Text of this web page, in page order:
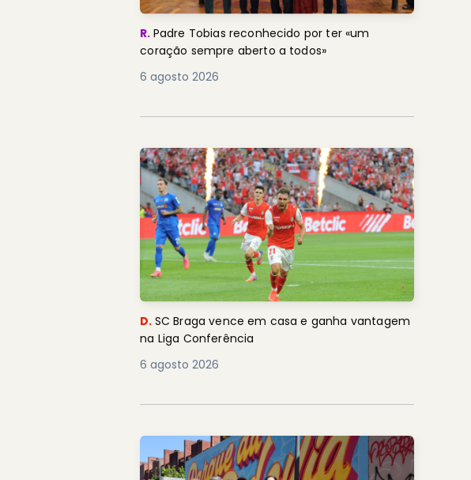
R. Padre Tobias reconhecido por ter «um
coração sempre aberto a todos»
6 agosto 2026
D. SC Braga vence em casa e ganha vantagem
na Liga Conferência
6 agosto 2026